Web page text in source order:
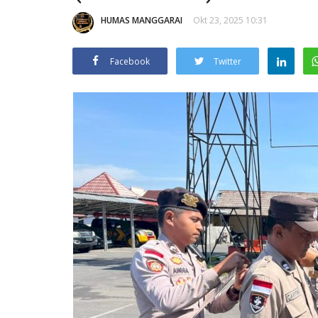
HUMAS MANGGARAI Okt 23, 2025 10:31
Facebook Twitter